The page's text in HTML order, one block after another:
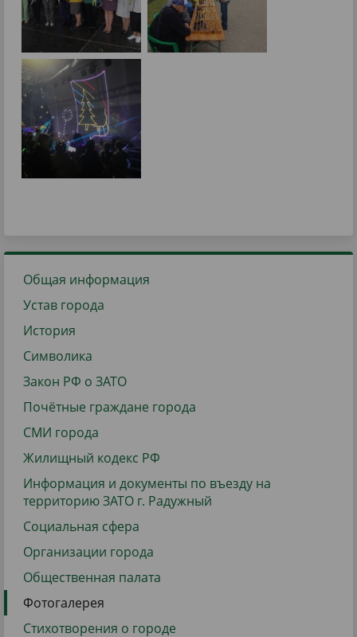
Общая информация
Устав города
История
Символика
Закон РФ о ЗАТО
Почётные граждане города
СМИ города
Жилищный кодекс РФ
Информация и документы по въезду на
территорию ЗАТО г. Радужный
Социальная сфера
Организации города
Общественная палата
Фотогалерея
Стихотворения о городе